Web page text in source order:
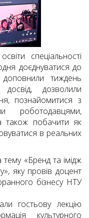
спеціальності
доєднуватися до
доповнили тиждень
дозволили
познайомитися з
роботодавцями,
також побачити як
в реальних
тему «Бренд та імідж
яку провів доцент
бізнесу НТУ
гостьову лекцію
культурного